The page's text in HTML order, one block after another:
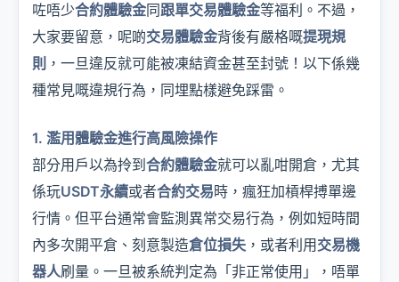
咗唔少合約體驗金同跟單交易體驗金等福利。不過，
大家要留意，呢啲交易體驗金背後有嚴格嘅提現規
則 ，一旦違反就可能被凍結資金甚至封號！以下係幾
種常見嘅違規行為，同埋點樣避免踩雷。
1. 濫用體驗金進行高風險操作
部分用戶以為拎到 合約體驗金就可以亂咁開倉，尤其
係玩USDT永續或者合約交易時，瘋狂加槓桿搏單邊
行情。但平台通常會監測異常交易行為，例如短時間
內多次開平倉、刻意製造倉位損失 ，或者利用 交易機
器人刷量。一旦被系統判定為「非正常使用」，唔單